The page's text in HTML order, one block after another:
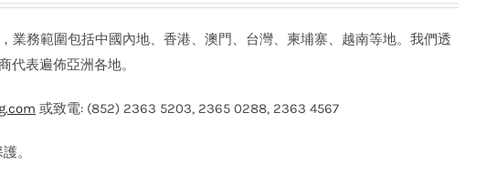
業務範圍包括中國內地、香港、澳門、台灣、柬埔寨、越南等地。我們透
代表遍佈亞洲各地。
或致電: (852) 2363 5203, 2365 0288, 2363 4567
。